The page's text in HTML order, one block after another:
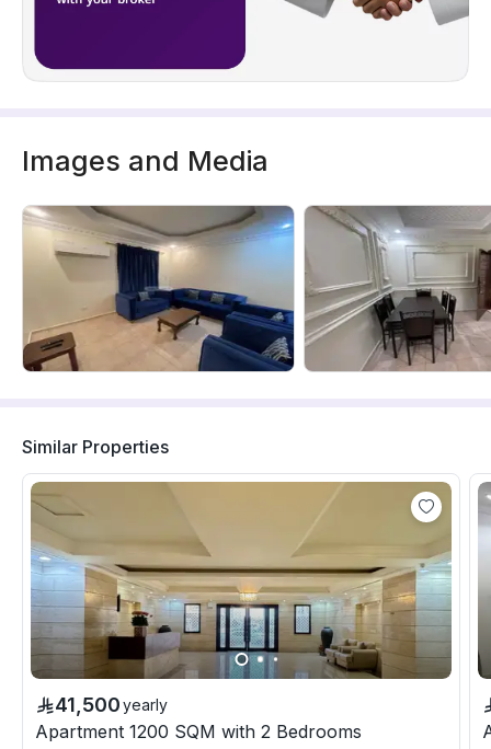
Images and Media
Similar Properties
41,500yearly
Apartment 1200 SQM with 2 Bedrooms